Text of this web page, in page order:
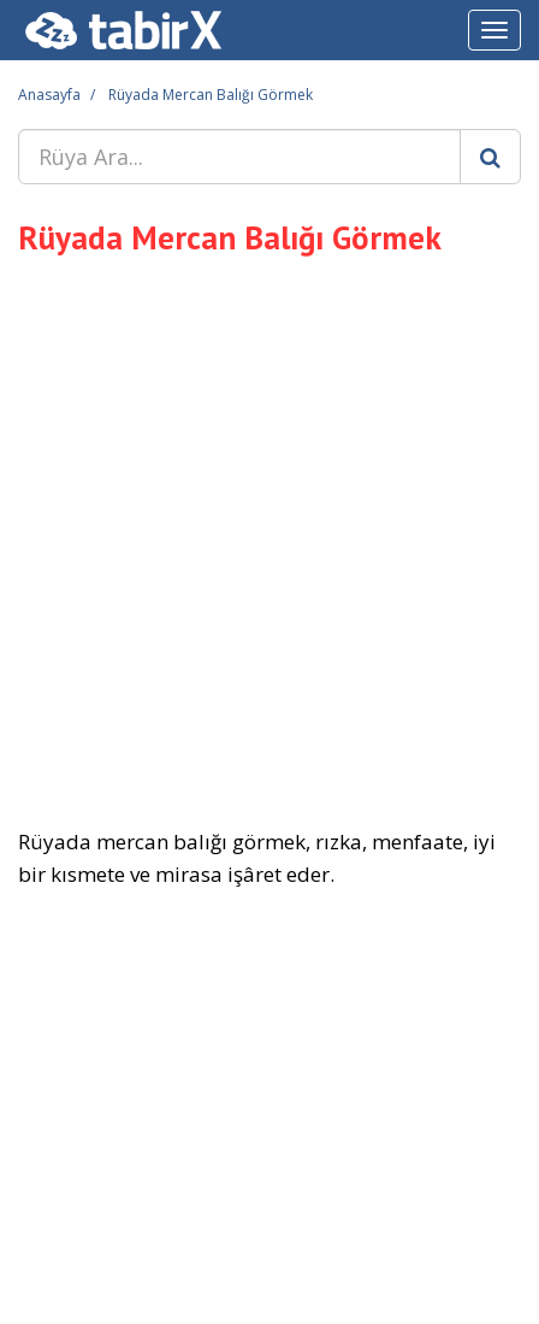
Anasayfa Rüyada Mercan Balığı Görmek
Rüyada Mercan Balığı Görmek
Rüyada mercan balığı görmek, rızka, menfaate, iyi
bir kısmete ve mirasa işâret eder.